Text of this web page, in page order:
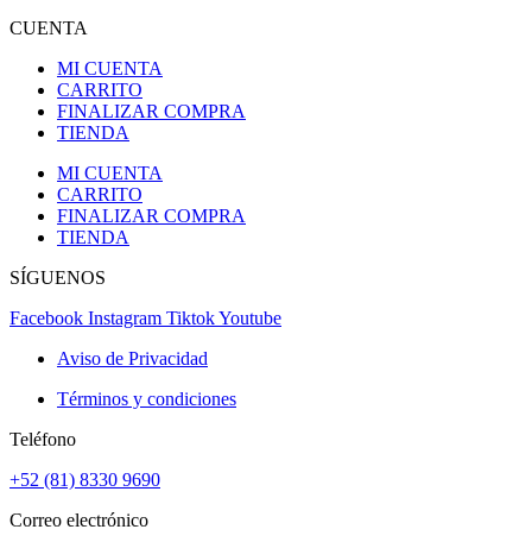
CUENTA
MI CUENTA
CARRITO
FINALIZAR COMPRA
TIENDA
MI CUENTA
CARRITO
FINALIZAR COMPRA
TIENDA
SÍGUENOS
Facebook Instagram TiktokYoutube
Aviso de Privacidad
Términos y condiciones
Teléfono
+52 (81) 8330 9690
Correo electrónico